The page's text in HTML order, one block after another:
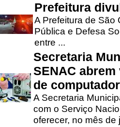
Prefeitura
A Prefeitura de São
Pública e Defesa
entre ...
Secretaria
SENAC
de
A Secretaria
com o Serviço
oferecer, no mês de